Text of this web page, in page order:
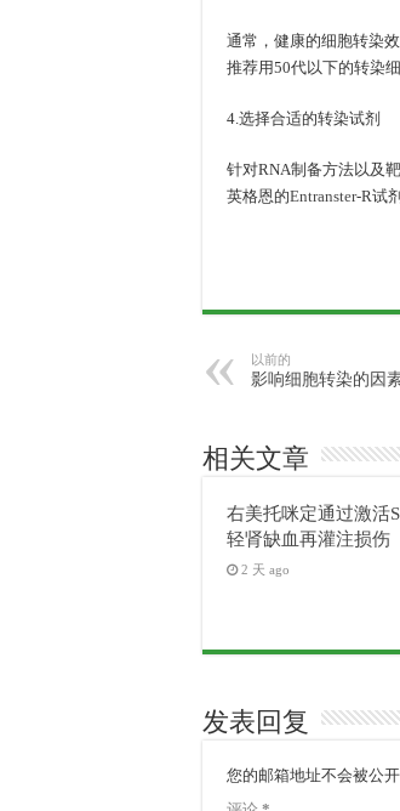
通常，健康的细胞转染
推荐用50代以下的转染
4.选择合适的转染试剂
针对RNA制备方法以及
英格恩的Entranster-R试剂
以前的
影响细胞转染的因
相关文章
右美托咪定通过激活
轻肾缺血再灌注损伤
2 天 ago
发表回复
您的邮箱地址不会被公开